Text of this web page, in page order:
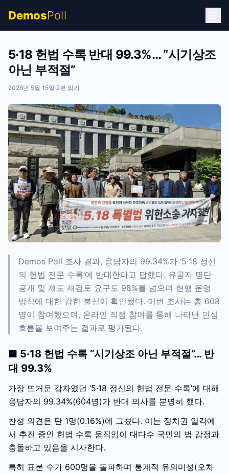
DemosPoll
5·18 헌법 수록 반대 99.3%… “시기상조
아닌 부적절”
2026년 5월 15일 ·2분 읽기
Demos Poll 조사 결과, 응답자의 99.34%가 ‘5·18 정신
의 헌법 전문 수록’에 반대한다고 답했다. 유공자 명단
공개 및 제도 재검토 요구도 98%를 넘으며 현행 운영
방식에 대한 강한 불신이 확인됐다. 이번 조사는 총 608
명이 참여했으며, 온라인 직접 참여를 통해 나타난 민심
흐름을 보여주는 결과로 평가된다.
■ 5·18 헌법 수록 “시기상조 아닌 부적절”… 반
대 99.3%
가장 뜨거운 감자였던 ‘5·18 정신의 헌법 전문 수록’에 대해
응답자의 99.34%(604명)가 반대 의사를 분명히 했다.
찬성 의견은 단 1명(0.16%)에 그쳤다. 이는 정치권 일각에
서 추진 중인 헌법 수록 움직임이 대다수 국민의 법 감정과
충돌하고 있음을 시사한다.
특히 표본 수가 600명을 돌파하며 통계적 유의미성(오차